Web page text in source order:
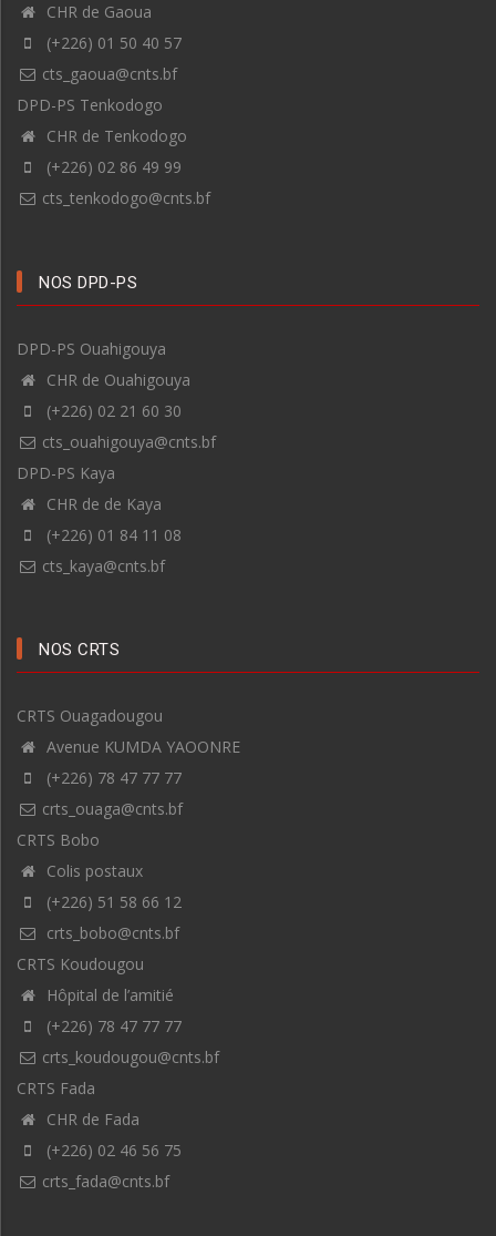
CHR de Gaoua
(+226) 01 50 40 57
cts_gaoua@cnts.bf
DPD-PS Tenkodogo
CHR de Tenkodogo
(+226) 02 86 49 99
cts_tenkodogo@cnts.bf
NOS DPD-PS
DPD-PS Ouahigouya
CHR de Ouahigouya
(+226) 02 21 60 30
cts_ouahigouya@cnts.bf
DPD-PS Kaya
CHR de de Kaya
(+226) 01 84 11 08
cts_kaya@cnts.bf
NOS CRTS
CRTS Ouagadougou
Avenue KUMDA YAOONRE
(+226) 78 47 77 77
crts_ouaga@cnts.bf
CRTS Bobo
Colis postaux
(+226) 51 58 66 12
crts_bobo@cnts.bf
CRTS Koudougou
Hôpital de l’amitié
(+226) 78 47 77 77
crts_koudougou@cnts.bf
CRTS Fada
CHR de Fada
(+226) 02 46 56 75
crts_fada@cnts.bf